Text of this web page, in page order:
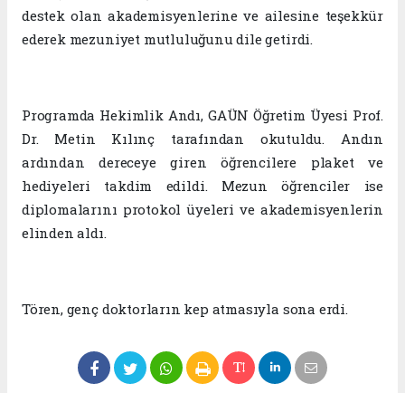
destek olan akademisyenlerine ve ailesine teşekkür
ederek mezuniyet mutluluğunu dile getirdi.
Programda Hekimlik Andı, GAÜN Öğretim Üyesi Prof.
Dr. Metin Kılınç tarafından okutuldu. Andın
ardından dereceye giren öğrencilere plaket ve
hediyeleri takdim edildi. Mezun öğrenciler ise
diplomalarını protokol üyeleri ve akademisyenlerin
elinden aldı.
Tören, genç doktorların kep atmasıyla sona erdi.